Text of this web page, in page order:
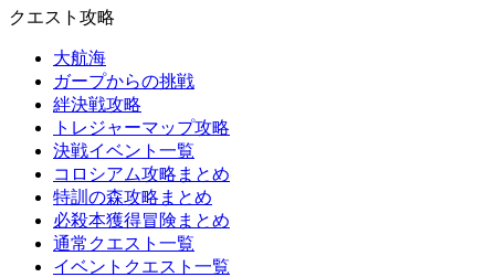
クエスト攻略
大航海
ガープからの挑戦
絆決戦攻略
トレジャーマップ攻略
決戦イベント一覧
コロシアム攻略まとめ
特訓の森攻略まとめ
必殺本獲得冒険まとめ
通常クエスト一覧
イベントクエスト一覧